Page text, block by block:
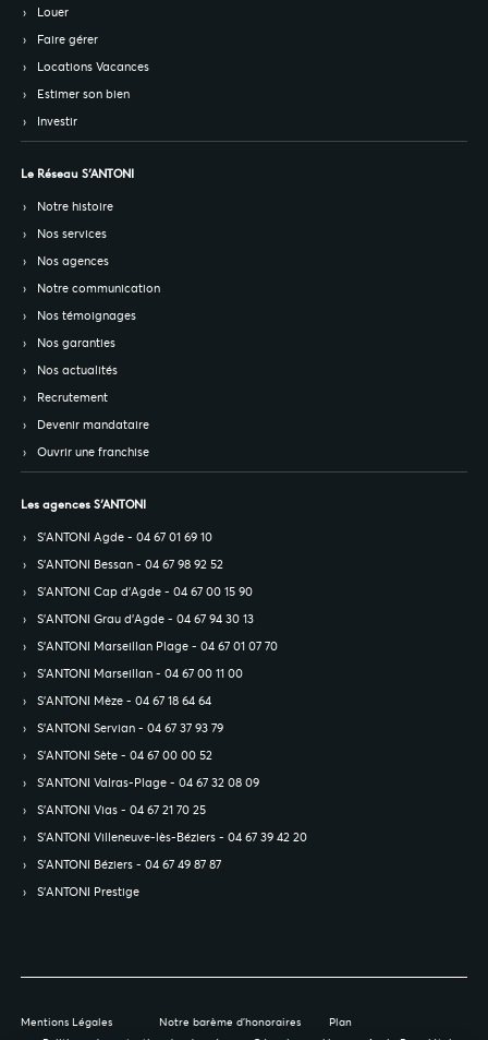
Louer
Faire gérer
Locations Vacances
Estimer son bien
Investir
Le Réseau S’ANTONI
Notre histoire
Nos services
Nos agences
Notre communication
Nos témoignages
Nos garanties
Nos actualités
Recrutement
Devenir mandataire
Ouvrir une franchise
Les agences S’ANTONI
S’ANTONI Agde - 04 67 01 69 10
S’ANTONI Bessan - 04 67 98 92 52
S’ANTONI Cap d'Agde - 04 67 00 15 90
S’ANTONI Grau d'Agde - 04 67 94 30 13
S’ANTONI Marseillan Plage - 04 67 01 07 70
S’ANTONI Marseillan - 04 67 00 11 00
S’ANTONI Mèze - 04 67 18 64 64
S’ANTONI Servian - 04 67 37 93 79
S’ANTONI Sète - 04 67 00 00 52
S’ANTONI Valras-Plage - 04 67 32 08 09
S’ANTONI Vias - 04 67 21 70 25
S’ANTONI Villeneuve-lès-Béziers - 04 67 39 42 20
S’ANTONI Béziers - 04 67 49 87 87
S’ANTONI Prestige
Mentions Légales Notre barème d'honoraires
Plan